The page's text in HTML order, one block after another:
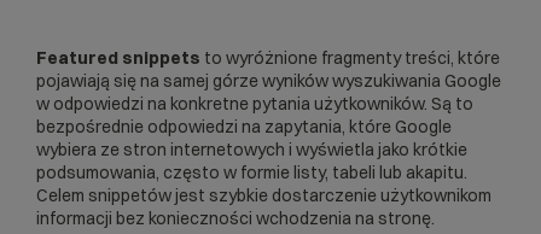
Featured snippets to wyróżnione fragmenty treści, które
pojawiają się na samej górze wyników wyszukiwania Google
w odpowiedzi na konkretne pytania użytkowników. Są to
bezpośrednie odpowiedzi na zapytania, które Google
wybiera ze stron internetowych i wyświetla jako krótkie
podsumowania, często w formie listy, tabeli lub akapitu.
Celem snippetów jest szybkie dostarczenie użytkownikom
informacji bez konieczności wchodzenia na stronę.